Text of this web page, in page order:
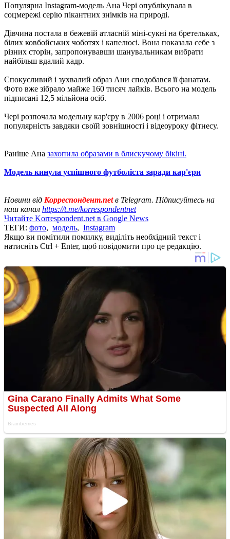
Популярна Instagram-модель Ана Чері опублікувала в
соцмережі серію пікантних знімків на природі.
Дівчина постала в бежевій атласній міні-сукні на бретельках,
білих ковбойських чоботях і капелюсі. Вона показала себе з
різних сторін, запропонувавши шанувальникам вибрати
найбільш вдалий кадр.
Спокусливий і зухвалий образ Ани сподобався її фанатам.
Фото вже зібрало майже 160 тисяч лайків. Всього на модель
підписані 12,5 мільйона осіб.
Чері розпочала модельну кар'єру в 2006 році і отримала
популярність завдяки своїй зовнішності і відеоуроку фітнесу.
Раніше Ана захопила образами в блискучому бікіні.
Модель кинула успішного футболіста заради кар'єри
Новини від Корреспондент.netв Telegram. Підписуйтесь на
наш канал https://t.me/korrespondentnet
Читайте Korrespondent.net в Google News
ТЕГИ: фото, модель, Instagram
Якщо ви помітили помилку, виділіть необхідний текст і
натисніть Ctrl + Enter, щоб повідомити про це редакцію.